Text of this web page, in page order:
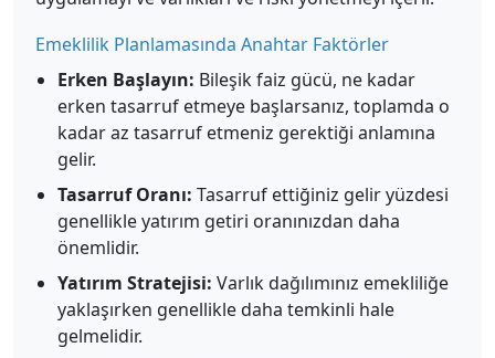
Emeklilik Planlamasında Anahtar Faktörler
Erken Başlayın: Bileşik faiz gücü, ne kadar
erken tasarruf etmeye başlarsanız, toplamda o
kadar az tasarruf etmeniz gerektiği anlamına
gelir.
Tasarruf Oranı: Tasarruf ettiğiniz gelir yüzdesi
genellikle yatırım getiri oranınızdan daha
önemlidir.
Yatırım Stratejisi: Varlık dağılımınız emekliliğe
yaklaşırken genellikle daha temkinli hale
gelmelidir.